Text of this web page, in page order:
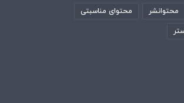
محتوانشر محتوای مناسبتی